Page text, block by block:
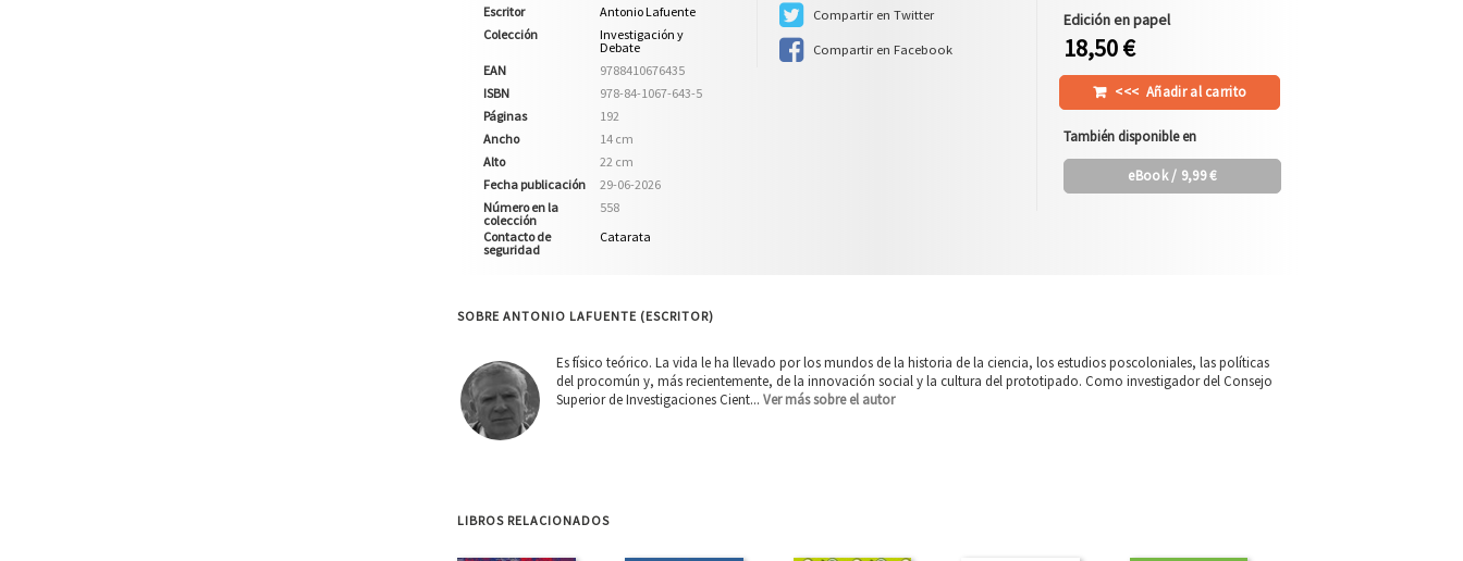
Escritor
Antonio Lafuente
Colección
Investigación y
Debate
EAN
9788410676435
ISBN
978-84-1067-643-5
Páginas
192
Ancho
14 cm
Alto
22 cm
Fecha publicación
29-06-2026
Número en la
colección
558
Contacto de
seguridad
Catarata
Compartir en Twitter
Compartir en Facebook
Edición en papel
18,50 €
<<< Añadir al carrito
También disponible en
eBook/ 9,99 €
SOBRE ANTONIO LAFUENTE (ESCRITOR)
Es físico teórico. La vida le ha llevado por los mundos de la historia de la ciencia, los estudios poscoloniales, las políticas
del procomún y, más recientemente, de la innovación social y la cultura del prototipado. Como investigador del Consejo
Superior de Investigaciones Cient... Ver más sobre el autor
LIBROS RELACIONADOS